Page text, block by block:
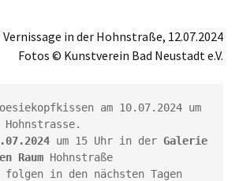
Vernissage in der Hohnstraße, 12.07.2024
Fotos © Kunstverein Bad Neustadt e.V.
am 10.07.2024 um
um 15 Uhr in der Galerie
Raum Hohnstraße
in den nächsten Tagen